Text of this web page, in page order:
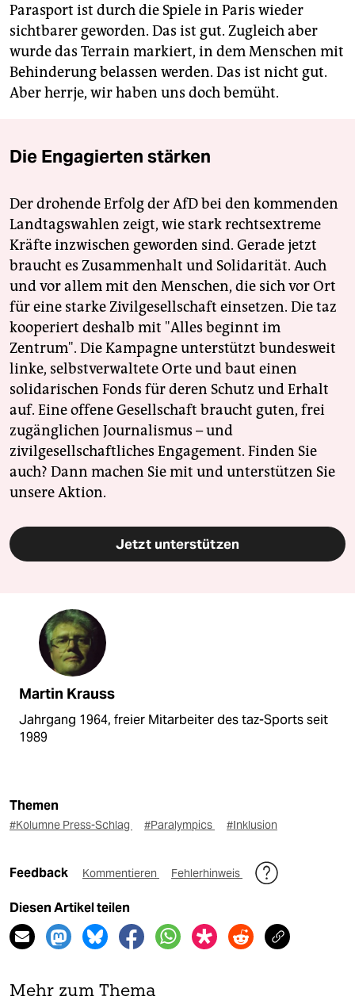
Parasport ist durch die Spiele in Paris wieder
sichtbarer geworden. Das ist gut. Zugleich aber
wurde das Terrain markiert, in dem Menschen mit
Behinderung belassen werden. Das ist nicht gut.
Aber herrje, wir haben uns doch bemüht.
Die Engagierten stärken
Der drohende Erfolg der AfD bei den kommenden
Landtagswahlen zeigt, wie stark rechtsextreme
Kräfte inzwischen geworden sind. Gerade jetzt
braucht es Zusammenhalt und Solidarität. Auch
und vor allem mit den Menschen, die sich vor Ort
für eine starke Zivilgesellschaft einsetzen. Die taz
kooperiert deshalb mit "Alles beginnt im
Zentrum". Die Kampagne unterstützt bundesweit
linke, selbstverwaltete Orte und baut einen
solidarischen Fonds für deren Schutz und Erhalt
auf. Eine offene Gesellschaft braucht guten, frei
zugänglichen Journalismus – und
zivilgesellschaftliches Engagement. Finden Sie
auch? Dann machen Sie mit und unterstützen Sie
unsere Aktion.
Jetzt unterstützen
Martin Krauss
Jahrgang 1964, freier Mitarbeiter des taz-Sports seit
1989
Themen
#Kolumne Press-Schlag #Paralympics #Inklusion
Feedback Kommentieren Fehlerhinweis
Diesen Artikel teilen
Mehr zum Thema